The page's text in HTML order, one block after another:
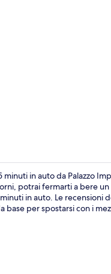
in auto da Palazzo
potrai fermarti a bere
in auto. Le
base per spostarsi con i